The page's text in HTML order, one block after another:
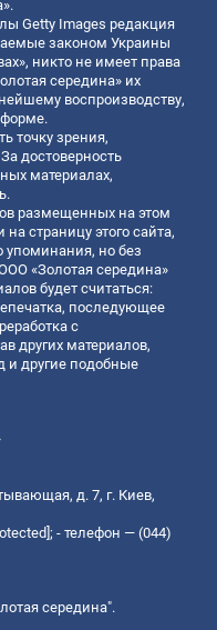
Getty Images редакция
законом Украины
никто не имеет права
середина» их
воспроизводству,
точку зрения,
достоверность
материалах,
размещенных на этом
страницу этого сайта,
упоминания, но без
«Золотая середина»
будет считаться:
последующее
с
других материалов,
и другие подобные
д. 7, г. Киев,
; - телефон — (044)
середина".